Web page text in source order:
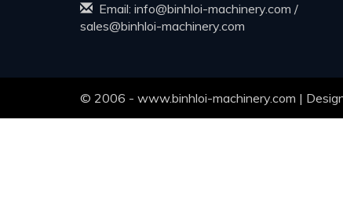
Email: info@binhloi-machinery.com /
sales@binhloi-machinery.com
© 2006 - www.binhloi-machinery.com |